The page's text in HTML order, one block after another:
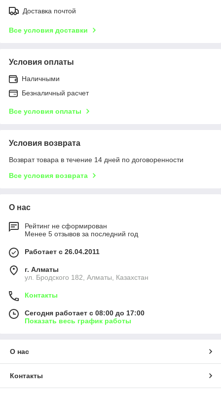
Доставка почтой
Все условия доставки
Условия оплаты
Наличными
Безналичный расчет
Все условия оплаты
Условия возврата
Возврат товара в течение 14 дней по договоренности
Все условия возврата
О нас
Рейтинг не сформирован
Менее 5 отзывов за последний год
Работает с 26.04.2011
г. Алматы
ул. Бродского 182, Алматы, Казахстан
Контакты
Сегодня работает с 08:00 до 17:00
Показать весь график работы
О нас
Контакты